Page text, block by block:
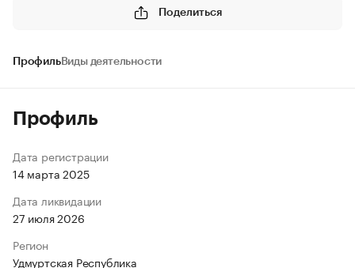
Поделиться
ПрофильВиды деятельности
Профиль
Дата регистрации
14 марта 2025
Дата ликвидации
27 июля 2026
Регион
Удмуртская Республика